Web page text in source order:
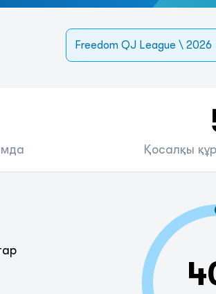
Freedom QJ League \ 2026
Қосалқы